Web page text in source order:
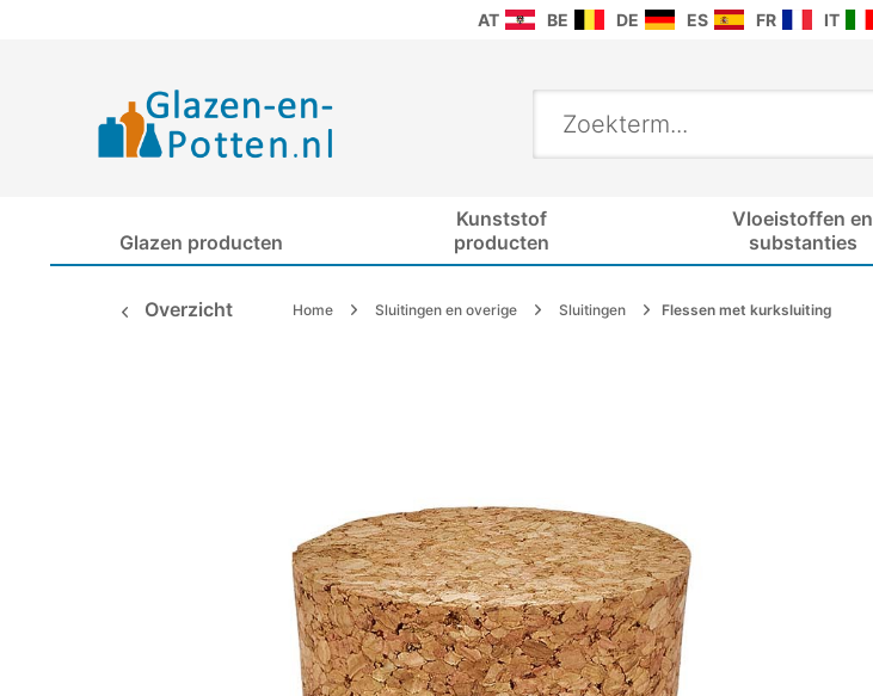
AT BE DE ES FR IT
Glazen producten
Kunststof
producten
Vloeistoffen en
substanties
Overzicht Home Sluitingen en overige Sluitingen Flessen met kurksluiting